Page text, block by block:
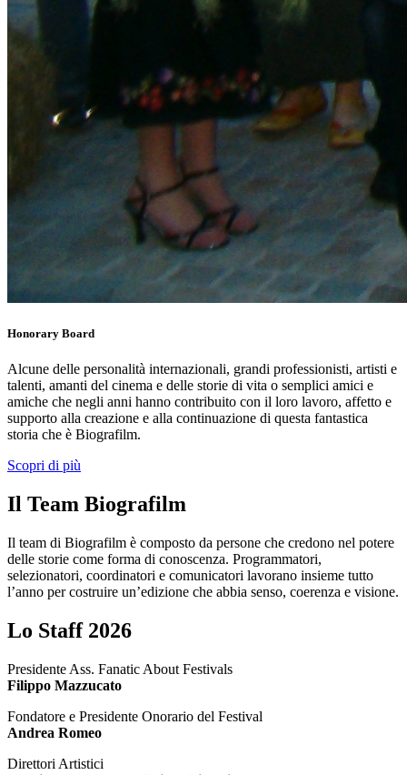
Honorary Board
Alcune delle personalità internazionali, grandi professionisti, artisti e
talenti, amanti del cinema e delle storie di vita o semplici amici e
amiche che negli anni hanno contribuito con il loro lavoro, affetto e
supporto alla creazione e alla continuazione di questa fantastica
storia che è Biografilm.
Scopri di più
Il Team Biografilm
Il team di Biografilm è composto da persone che credono nel potere
delle storie come forma di conoscenza. Programmatori,
selezionatori, coordinatori e comunicatori lavorano insieme tutto
l’anno per costruire un’edizione che abbia senso, coerenza e visione.
Lo Staff 2026
Presidente Ass. Fanatic About Festivals
Filippo Mazzucato
Fondatore e Presidente Onorario del Festival
Andrea Romeo
Direttori Artistici